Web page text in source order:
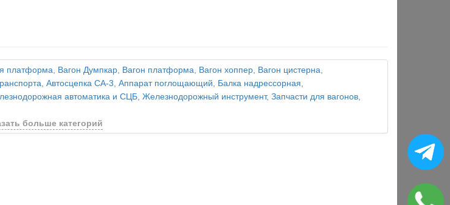
платформа, Вагон Думпкар, Вагон платформа, Вагон хоппер, Вагон цистерна,
, Автосцепка СА-3, Аппарат поглощающий, Балка надрессорная,
автоматика и СЦБ, Железнодорожный инструмент, Запчасти для вагонов,
больше категорий